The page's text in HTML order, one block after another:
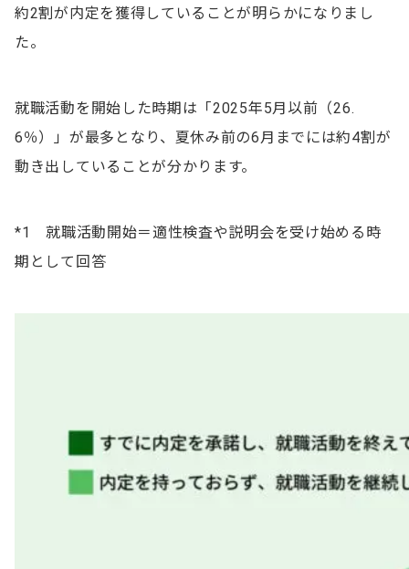
約2割が内定を獲得していることが明らかになりまし
た。
就職活動を開始した時期は「2025年5月以前（26.
6％）」が最多となり、夏休み前の6月までには約4割が
動き出していることが分かります。
*1 就職活動開始＝適性検査や説明会を受け始める時
期として回答